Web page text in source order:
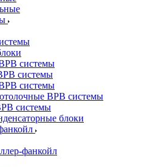
системы
системы
системы
ВРВ системы
системы
блоки
фанкойл